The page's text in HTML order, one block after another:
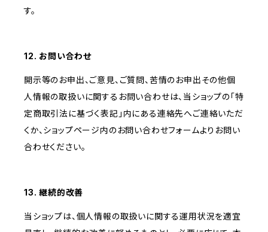
す。
12. お問い合わせ
開示等のお申出、ご意見、ご質問、苦情のお申出その他個
人情報の取扱いに関するお問い合わせは、当ショップの「特
定商取引法に基づく表記」内にある連絡先へご連絡いただ
くか、ショップページ内のお問い合わせフォームよりお問い
合わせください。
13. 継続的改善
当ショップは、個人情報の取扱いに関する運用状況を適宜